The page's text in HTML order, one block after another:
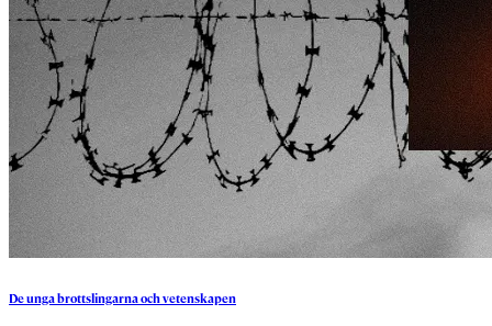
Deungabrottslingarnaochvetenskapen